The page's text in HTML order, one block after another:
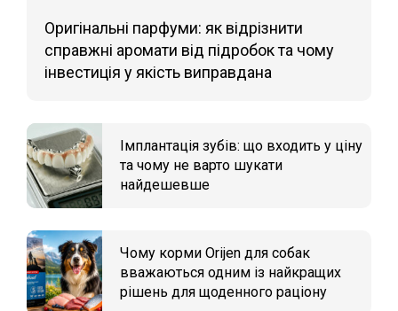
Оригінальні парфуми: як відрізнити
справжні аромати від підробок та чому
інвестиція у якість виправдана
Імплантація зубів: що входить у ціну
та чому не варто шукати
найдешевше
Чому корми Orijen для собак
вважаються одним із найкращих
рішень для щоденного раціону